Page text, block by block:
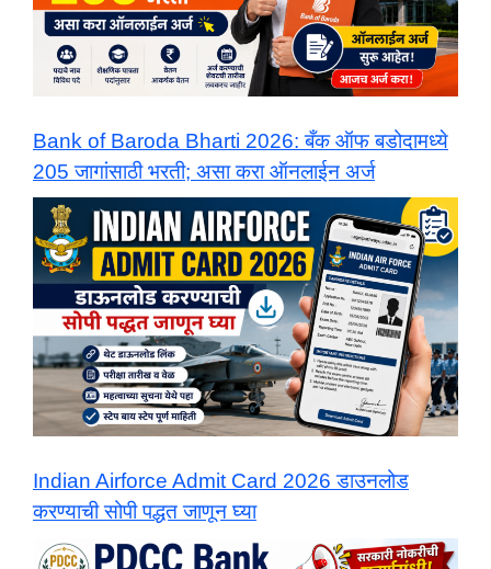
Bank of Baroda Bharti 2026: बँक ऑफ बडोदामध्ये
205 जागांसाठी भरती; असा करा ऑनलाईन अर्ज
Indian Airforce Admit Card 2026 डाउनलोड
करण्याची सोपी पद्धत जाणून घ्या